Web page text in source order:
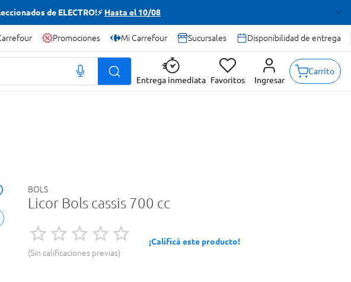
de ELECTRO!⚡ Hasta el 10/08
Promociones Mi Carrefour Sucursales Disponibilidad de entrega
Entrega inmediata Favoritos Ingresar
Carrito
BOLS
Licor Bols cassis 700 cc
Sin calificaciones previas
¡Calificá este producto!